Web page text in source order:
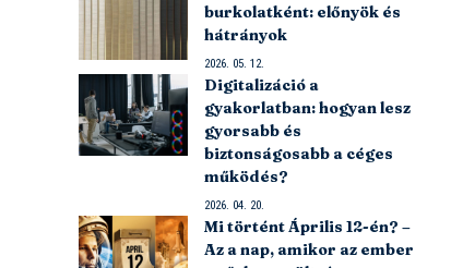
burkolatként: előnyök és
hátrányok
2026. 05. 12.
Digitalizáció a
gyakorlatban: hogyan lesz
gyorsabb és
biztonságosabb a céges
működés?
2026. 04. 20.
Mi történt Április 12-én? –
Az a nap, amikor az ember